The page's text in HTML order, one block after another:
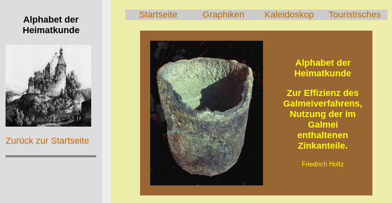
Alphabet der
Heimatkunde
Zurück zur Startseite
Startseite Graphiken Kaleidoskop Touristisches
Alphabet der
Heimatkunde
Zur Effizienz des
Galmeiverfahrens,
Nutzung der im
Galmei
enthaltenen
Zinkanteile.
Friedrich Holtz